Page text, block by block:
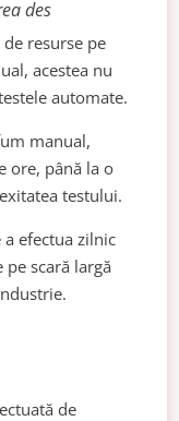
des
resurse pe
acestea nu
automate.
manual,
ore, până la o
testului.
efectua zilnic
scară largă
de